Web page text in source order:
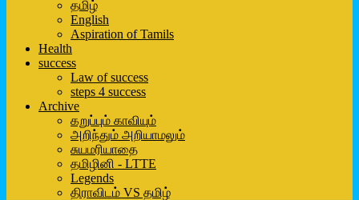
தமிழ்
English
Aspiration of Tamils
Health
success
Law of success
steps 4 success
Archive
கறுப்பும் காவியும்
அறிந்தும் அறியாமலும்
சுயமரியாதை
தமிழினி - LTTE
Legends
திராவிடம் VS தமிழ்